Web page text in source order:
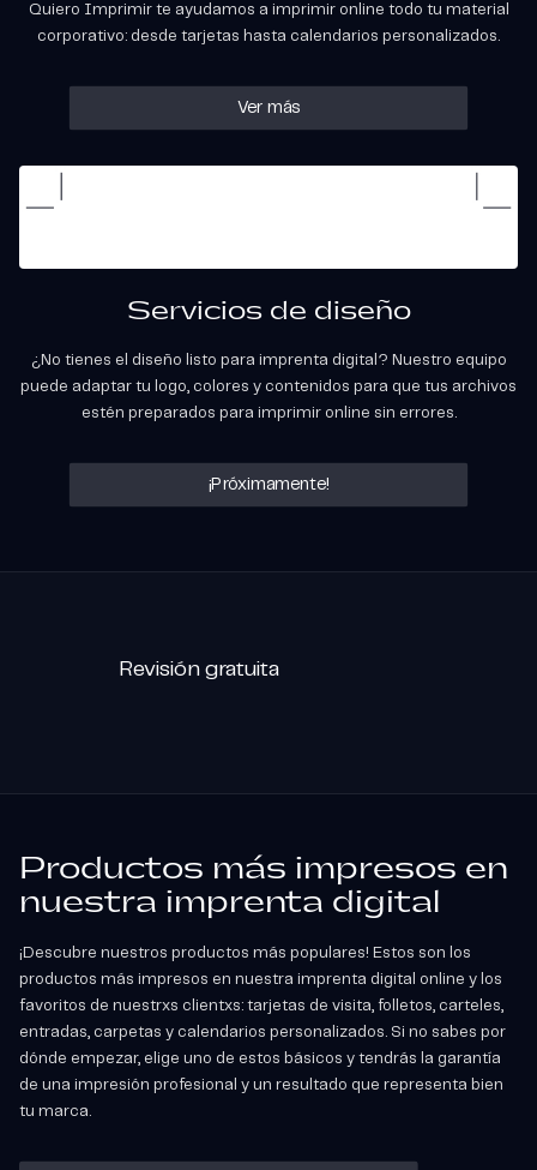
Quiero Imprimir te ayudamos a imprimir online todo tu material
corporativo: desde tarjetas hasta calendarios personalizados.
Ver más
Servicios de diseño
¿No tienes el diseño listo para imprenta digital? Nuestro equipo
puede adaptar tu logo, colores y contenidos para que tus archivos
estén preparados para imprimir online sin errores.
¡Próximamente!
Revisión gratuita
Productos más impresos en
nuestra imprenta digital
¡Descubre nuestros productos más populares! Estos son los
productos más impresos en nuestra imprenta digital online y los
favoritos de nuestrxs clientxs: tarjetas de visita, folletos, carteles,
entradas, carpetas y calendarios personalizados. Si no sabes por
dónde empezar, elige uno de estos básicos y tendrás la garantía
de una impresión profesional y un resultado que representa bien
tu marca.